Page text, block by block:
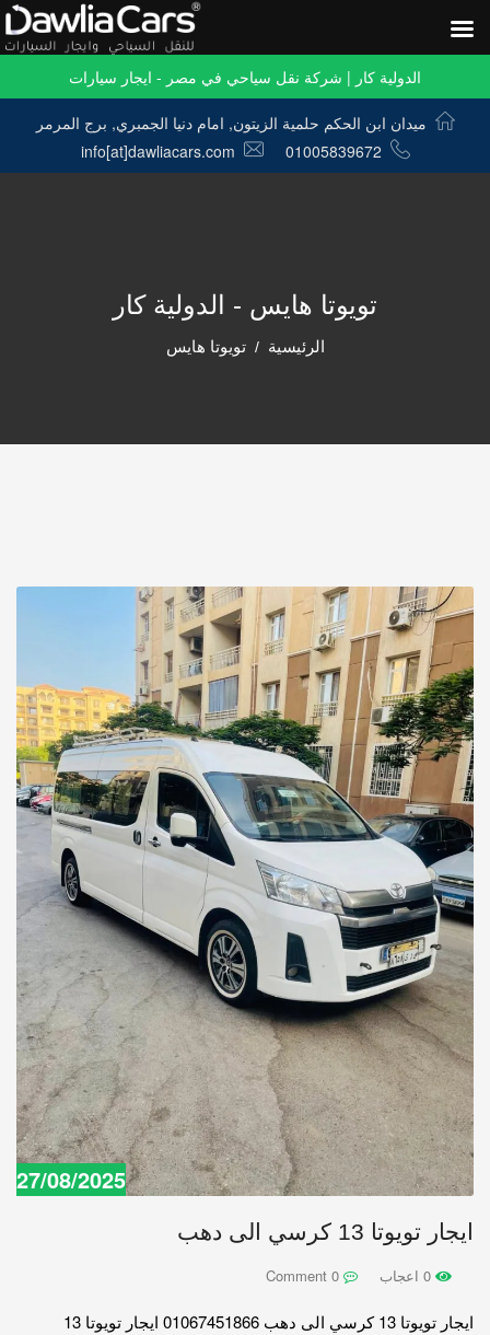
الدولية كار | شركة نقل سياحي في مصر - ايجار سيارات
ميدان ابن الحكم حلمية الزيتون, امام دنيا الجمبري, برج المرمر
01005839672
info[at]dawliacars.com
تويوتا هايس - الدولية كار
الرئيسية تويوتا هايس
27/08/2025
ايجار تويوتا 13 كرسي الى دهب
ايجار تويوتا 13 كرسي الى دهب 01067451866 ايجار تويوتا 13